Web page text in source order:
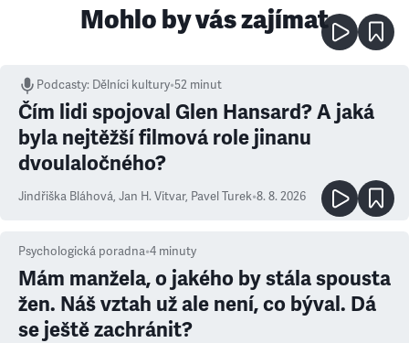
Mohlo by vás zajímat
Podcasty: Dělníci kultury•52 minut
Čím lidi spojoval Glen Hansard? A jaká
byla nejtěžší filmová role jinanu
dvoulaločného?
Jindřiška Bláhová, Jan H. Vitvar, Pavel Turek•8. 8. 2026
Psychologická poradna•4 minuty
Mám manžela, o jakého by stála spousta
žen. Náš vztah už ale není, co býval. Dá
se ještě zachránit?